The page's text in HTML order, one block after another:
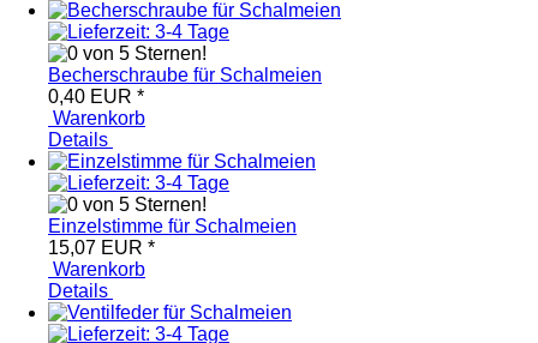
Becherschraube für Schalmeien
0,40 EUR *
Warenkorb
Details
Einzelstimme für Schalmeien
15,07 EUR *
Warenkorb
Details